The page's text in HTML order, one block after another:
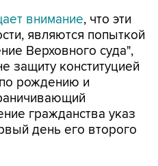
внимание, что эти
являются попыткой
Верховного суда",
защиту конституцией
рождению и
гражданства указ
день его второго